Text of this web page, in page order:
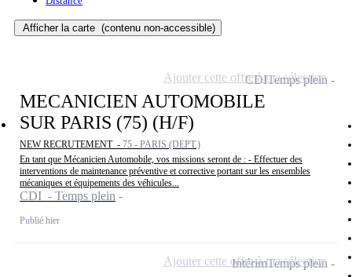
Afficher la carte (contenu non-accessible)
MECANICIEN AUTOMOBILE
SUR PARIS (75) (H/F)
NEW RECRUTEMENT - 75 - PARIS (DEPT.)
En tant que Mécanicien Automobile, vos missions seront de : - Effectuer des
interventions de maintenance préventive et corrective portant sur les ensembles
mécaniques et équipements des véhicules...
CDI - Temps plein
Publié hier
CDITemps plein
Ajouter cette offre à ma sélection
IntérimTemps plein
Ajouter cette offre à ma sélection